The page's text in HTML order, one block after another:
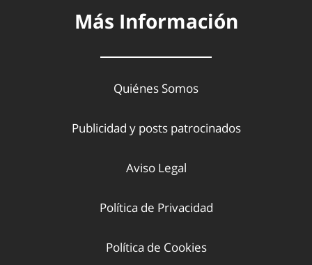
Más Información
Quiénes Somos
Publicidad y posts patrocinados
Aviso Legal
Política de Privacidad
Política de Cookies